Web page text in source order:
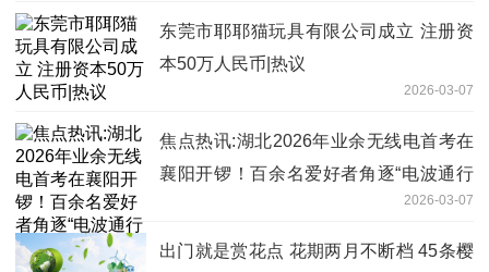
东莞市耶耶猫玩具有限公司成立 注册资
本50万人民币|热议
2026-03-07
焦点热讯:湖北2026年业余无线电首考在
襄阳开锣！百余名爱好者角逐“电波通行
2026-03-07
出门就是赏花点 花期两月不断档 45条樱